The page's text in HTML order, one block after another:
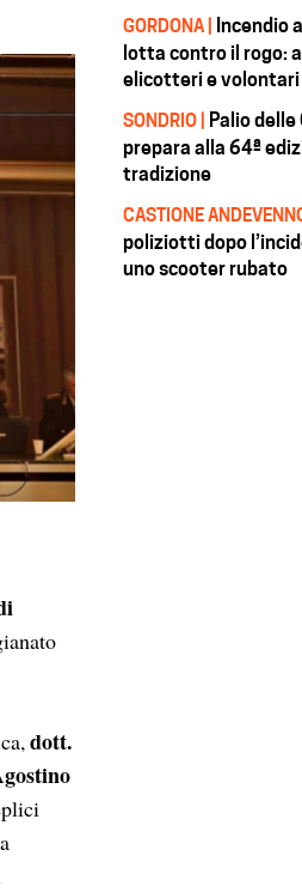
dott.
GORDONA | Incendio
lotta contro il rogo:
elicotteri e volontari
SONDRIO | Palio
prepara alla 64ª
tradizione
CASTIONE
poliziotti dopo
uno scooter rubato